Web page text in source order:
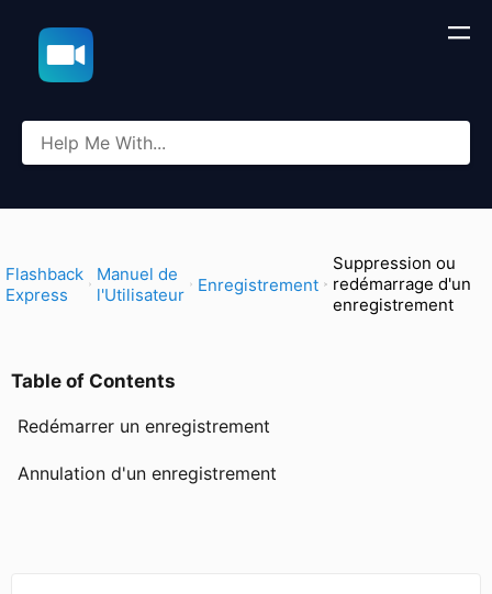
Table of Contents
Redémarrer un enregistrement
Annulation d'un enregistrement
​Flashback
Express
​Manuel de
l'Utilisateur
​Enregistrement
Suppression ou
redémarrage d'un
enregistrement